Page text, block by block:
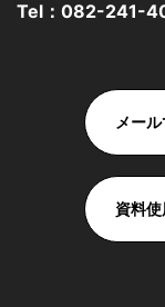
Tel： 082-241-
メー
資料